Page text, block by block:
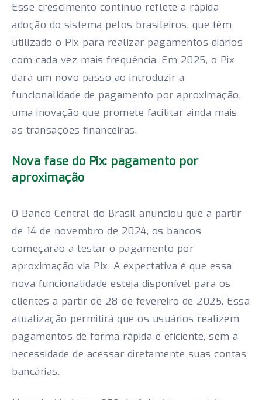
Esse crescimento contínuo reflete a rápida
adoção do sistema pelos brasileiros, que têm
utilizado o Pix para realizar pagamentos diários
com cada vez mais frequência. Em 2025, o Pix
dará um novo passo ao introduzir a
funcionalidade de pagamento por aproximação,
uma inovação que promete facilitar ainda mais
as transações financeiras.
Nova fase do Pix: pagamento por
aproximação
O Banco Central do Brasil anunciou que a partir
de 14 de novembro de 2024, os bancos
começarão a testar o pagamento por
aproximação via Pix. A expectativa é que essa
nova funcionalidade esteja disponível para os
clientes a partir de 28 de fevereiro de 2025. Essa
atualização permitirá que os usuários realizem
pagamentos de forma rápida e eficiente, sem a
necessidade de acessar diretamente suas contas
bancárias.